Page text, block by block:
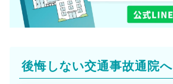
後悔しない交通事故通院へ